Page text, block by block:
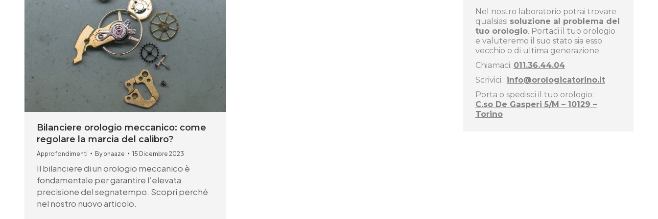
Bilanciere orologio meccanico: come
regolare la marcia del calibro?
Approfondimenti By phaaze 15 Dicembre 2023
Il bilanciere di un orologio meccanico è
fondamentale per garantire l’elevata
precisione del segnatempo. Scopri perché
nel nostro nuovo articolo.
Nel nostro laboratorio potrai trovare
qualsiasi soluzione al problema del
tuo orologio. Portaci il tuo orologio
e valuteremo il suo stato sia esso
vecchio o di ultima generazione.
Chiamaci: 011.36.44.04
Scrivici: info@orologicatorino.it
Porta o spedisci il tuo orologio:
C.so De Gasperi 5/M – 10129 –
Torino